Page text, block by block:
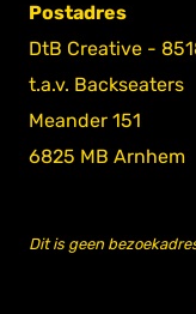
Postadres
DtB Creative -
t.a.v. Backseaters
Meander 151
6825 MB Arnhem
Dit is geen